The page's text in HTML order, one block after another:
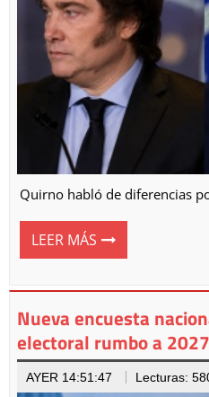
Quirno habló de diferencias
LEER MÁS
Nueva encuesta
electoral rumbo a 2027
AYER 14:51:47 Lecturas: